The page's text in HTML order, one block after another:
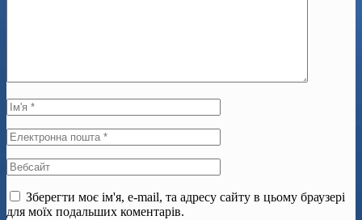
Зберегти моє ім'я, e-mail, та адресу сайту в цьому браузері
для моїх подальших коментарів.